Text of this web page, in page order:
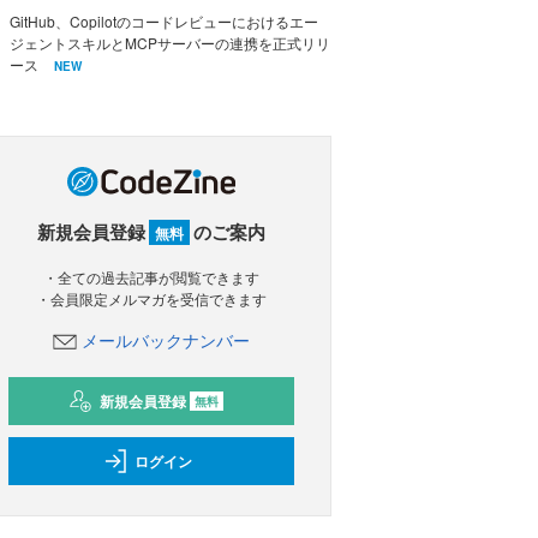
GitHub、Copilotのコードレビューにおけるエー
ジェントスキルとMCPサーバーの連携を正式リリ
ース
NEW
新規会員登録 無料 のご案内
・全ての過去記事が閲覧できます
・会員限定メルマガを受信できます
メールバックナンバー
新規会員登録 無料
ログイン